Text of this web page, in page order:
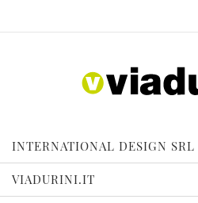
INTERNATIONAL DESIGN SRL
VIADURINI.IT